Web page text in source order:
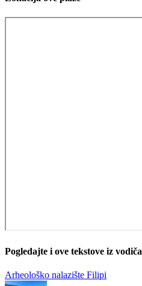
Pogledajte i ove tekstove iz vodiča
Arheološko nalazište Filipi